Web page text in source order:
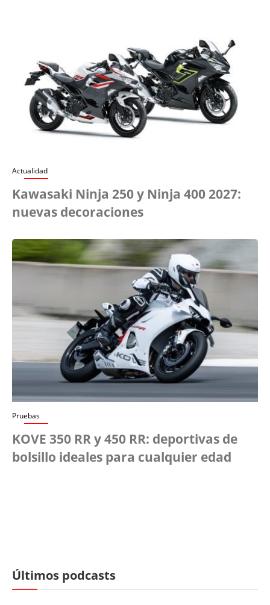
Actualidad
Kawasaki Ninja 250 y Ninja 400 2027:
nuevas decoraciones
Pruebas
KOVE 350 RR y 450 RR: deportivas de
bolsillo ideales para cualquier edad
Últimos podcasts